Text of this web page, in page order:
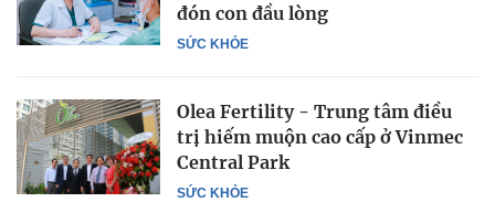
SỨC KHỎE
đón con đầu lòng
SỨC KHỎE
Olea Fertility - Trung tâm điều
trị hiếm muộn cao cấp ở Vinmec
Central Park